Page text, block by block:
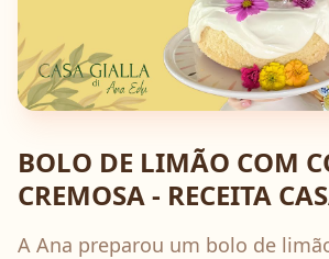
BOLO DE LIMÃO COM
CREMOSA - RECEITA
A Ana preparou um bolo de